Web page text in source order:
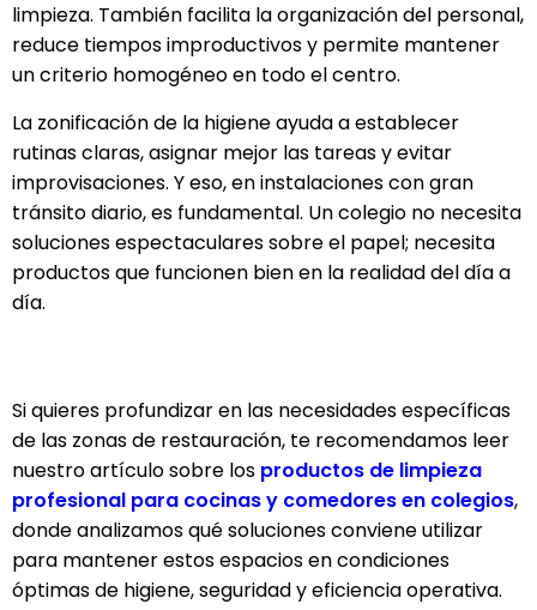
limpieza. También facilita la organización del personal,
reduce tiempos improductivos y permite mantener
un criterio homogéneo en todo el centro.
La zonificación de la higiene ayuda a establecer
rutinas claras, asignar mejor las tareas y evitar
improvisaciones. Y eso, en instalaciones con gran
tránsito diario, es fundamental. Un colegio no necesita
soluciones espectaculares sobre el papel; necesita
productos que funcionen bien en la realidad del día a
día.
Si quieres profundizar en las necesidades específicas
de las zonas de restauración, te recomendamos leer
nuestro artículo sobre los productos de limpieza
profesional para cocinas y comedores en colegios,
donde analizamos qué soluciones conviene utilizar
para mantener estos espacios en condiciones
óptimas de higiene, seguridad y eficiencia operativa.